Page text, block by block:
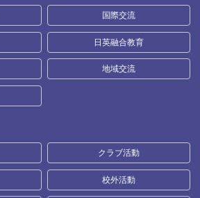
国際交流
日英融合教育
地域交流
クラブ活動
校外活動